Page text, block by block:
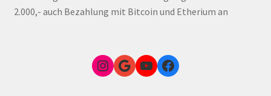
2.000,- auch Bezahlung mit Bitcoin und Etherium an
Instagram
Google Link zum FunShop WienYouTubeFacebook